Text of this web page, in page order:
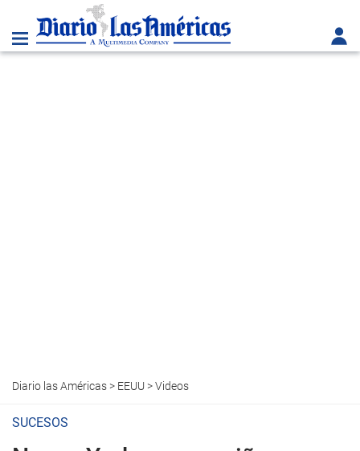
Diario las Américas> EEUU >Videos
SUCESOS